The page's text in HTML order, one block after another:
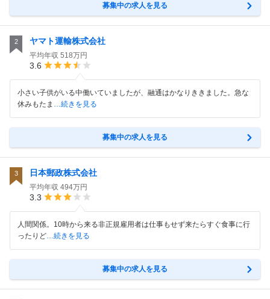
募集中の求人を見る
2 ヤマト運輸株式会社
平均年収 518万円
3.6
小さい子供がいる中働いていましたが、融通はかなりききました。急な
休みもたま …続きを見る
募集中の求人を見る
3 日本郵政株式会社
平均年収 494万円
3.3
人間関係。10時から来る非正規雇用者は仕事もせず来たらすぐ食事に行
ったりど…続きを見る
募集中の求人を見る